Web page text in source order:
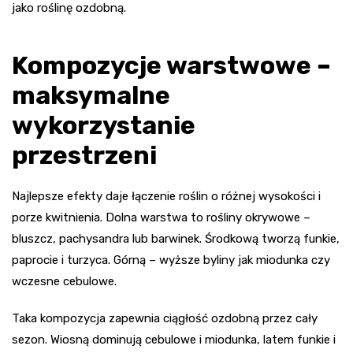
jako roślinę ozdobną.
Kompozycje warstwowe –
maksymalne
wykorzystanie
przestrzeni
Najlepsze efekty daje łączenie roślin o różnej wysokości i
porze kwitnienia. Dolna warstwa to rośliny okrywowe –
bluszcz, pachysandra lub barwinek. Środkową tworzą funkie,
paprocie i turzyca. Górną – wyższe byliny jak miodunka czy
wczesne cebulowe.
Taka kompozycja zapewnia ciągłość ozdobną przez cały
sezon. Wiosną dominują cebulowe i miodunka, latem funkie i